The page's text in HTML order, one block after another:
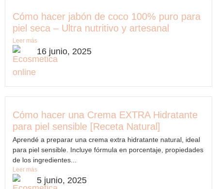
Cómo hacer jabón de coco 100% puro para
piel seca – Ultra nutritivo y artesanal
Leer más
16 junio, 2025
Cómo hacer una Crema EXTRA Hidratante
para piel sensible [Receta Natural]
Aprendé a preparar una crema extra hidratante natural, ideal
para piel sensible. Incluye fórmula en porcentaje, propiedades
de los ingredientes...
Leer más
5 junio, 2025